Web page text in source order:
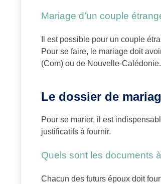
Mariage d’un couple
Il est possible pour un couple
Pour se faire, le mariage doit
(Com) ou de Nouvelle-Calédonie.
Le dossier de
Pour se marier, il est
justificatifs à fournir.
Quels sont les documents
Chacun des futurs époux doit